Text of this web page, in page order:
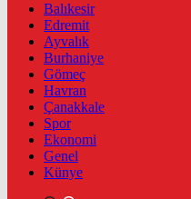
Balıkesir
Edremit
Ayvalık
Burhaniye
Gömeç
Havran
Çanakkale
Spor
Ekonomi
Genel
Künye